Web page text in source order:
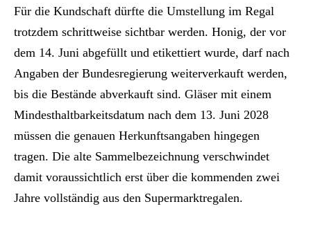
Für die Kundschaft dürfte die Umstellung im Regal
trotzdem schrittweise sichtbar werden. Honig, der vor
dem 14. Juni abgefüllt und etikettiert wurde, darf nach
Angaben der Bundesregierung weiterverkauft werden,
bis die Bestände abverkauft sind. Gläser mit einem
Mindesthaltbarkeitsdatum nach dem 13. Juni 2028
müssen die genauen Herkunftsangaben hingegen
tragen. Die alte Sammelbezeichnung verschwindet
damit voraussichtlich erst über die kommenden zwei
Jahre vollständig aus den Supermarktregalen.